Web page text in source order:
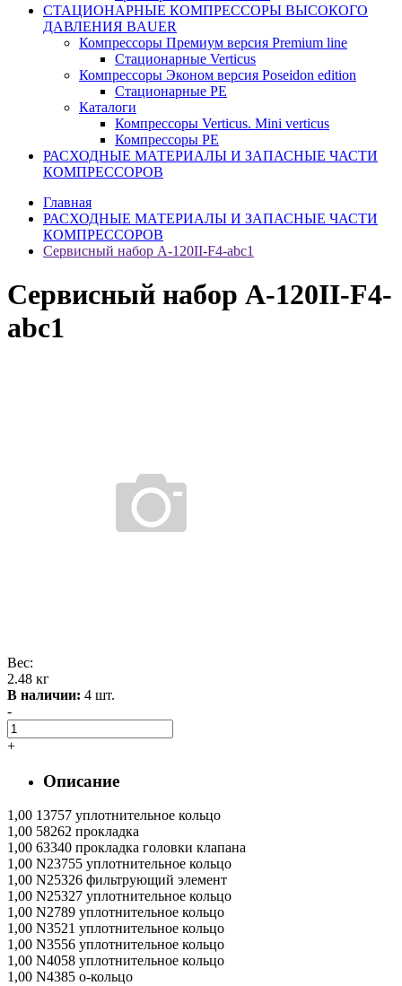
СТАЦИОНАРНЫЕ КОМПРЕССОРЫ ВЫСОКОГО
ДАВЛЕНИЯ BAUER
Компрессоры Премиум версия Premium line
Стационарные Verticus
Компрессоры Эконом версия Poseidon edition
Стационарные PE
Каталоги
Компрессоры Verticus. Mini verticus
Компрессоры PE
РАСХОДНЫЕ МАТЕРИАЛЫ И ЗАПАСНЫЕ ЧАСТИ
КОМПРЕССОРОВ
Главная
РАСХОДНЫЕ МАТЕРИАЛЫ И ЗАПАСНЫЕ ЧАСТИ
КОМПРЕССОРОВ
Сервисный набор A-120II-F4-abc1
Сервисный набор A-120II-F4-
abc1
Вес:
2.48 кг
В наличии: 4 шт.
-
+
Описание
1,00 13757 уплотнительное кольцо
1,00 58262 прокладка
1,00 63340 прокладка головки клапана
1,00 N23755 уплотнительное кольцо
1,00 N25326 фильтрующий элемент
1,00 N25327 уплотнительное кольцо
1,00 N2789 уплотнительное кольцо
1,00 N3521 уплотнительное кольцо
1,00 N3556 уплотнительное кольцо
1,00 N4058 уплотнительное кольцо
1,00 N4385 о-кольцо